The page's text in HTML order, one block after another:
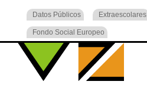
Datos Públicos Extraescolares
Fondo Social Europeo